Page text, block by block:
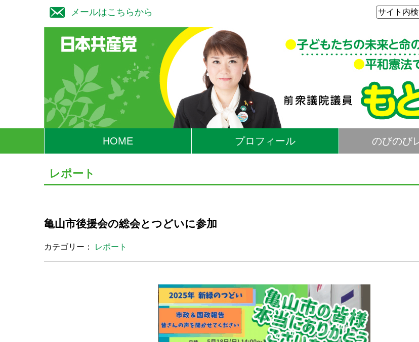
メールはこちらから
HOME プロフィール のびのび
レポート
亀山市後援会の総会とつどいに参加
カテゴリー： レポート